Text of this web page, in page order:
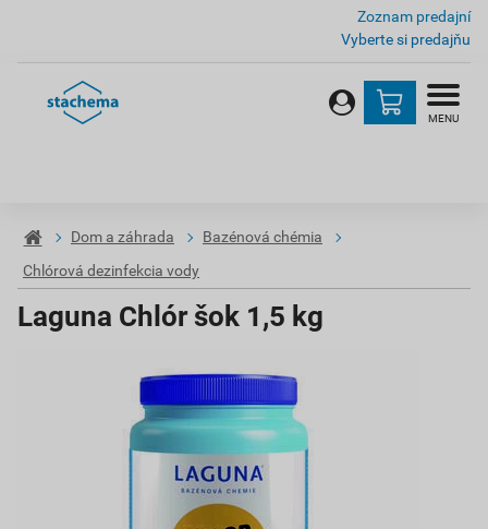
Zoznam predajní
Vyberte si predajňu
MENU
Dom a záhrada
Bazénová chémia
Chlórová dezinfekcia vody
Laguna Chlór šok 1,5 kg